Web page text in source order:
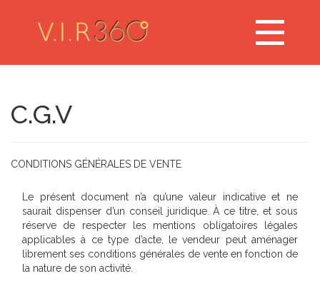
Toggle
navigation
C.G.V
CONDITIONS GÉNÉRALES DE VENTE
Le présent document n’a qu’une valeur indicative et ne
saurait dispenser d’un conseil juridique. À ce titre, et sous
réserve de respecter les mentions obligatoires légales
applicables à ce type d’acte, le vendeur peut aménager
librement ses conditions générales de vente en fonction de
la nature de son activité.